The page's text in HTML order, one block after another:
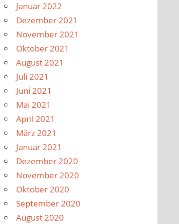
Januar 2022
Dezember 2021
November 2021
Oktober 2021
August 2021
Juli 2021
Juni 2021
Mai 2021
April 2021
März 2021
Januar 2021
Dezember 2020
November 2020
Oktober 2020
September 2020
August 2020